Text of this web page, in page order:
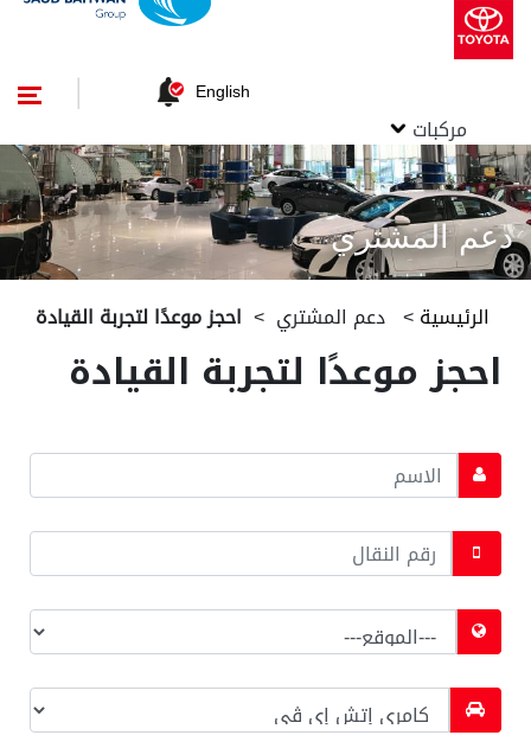
مركبات
English
دعم المشتري
الرئيسية> دعم المشتري > احجز موعدًا لتجربة القيادة
احجز موعدًا لتجربة القيادة